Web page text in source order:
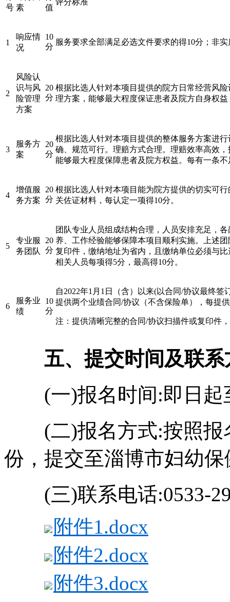
号 素
值
评分标准
1
响应情
况
10
分
服务要求全部满足必选文件要求的得10分；非
2
风险认
识与风
险管理
方案
20
分
根据比选人针对本项目提供的院方日常经营风
理方案，能够最大程度保证患者及院方自身权
3
服务方
案
20
分
根据比选人针对本项目提供的整体服务方案进
确、规范可行。理赔方式合理。理赔效率高效
能够最大程度保障患者及院方权益。每有一条
4
增值服
务方案
20
分
根据比选人针对本项目能为院方提供的切实可
关佐证材料，每认定一项得10分。
5
专业服
务团队
20
分
团队专业人员组成结构合理，人员安排充足，
养、工作经验能够保障本项目顺利实施。上述
复印件，缴纳地址为省内，且缴纳单位必须与
相关人员每项得5分，最高得10分。
6
服务业
绩
10
分
自2022年1月1日（含）以来(以合同/协议最终
提供两个业绩合同/协议（不含保险单），每提
注：提供清晰完整的合同/协议扫描件或复印件
五、提交时间及联系
(一)报名时间:即日起
(二)报名方式:按照报
份，提交至淄博市妇幼
(三)联系电话:0533-
附件1.docx
附件2.docx
附件3.docx